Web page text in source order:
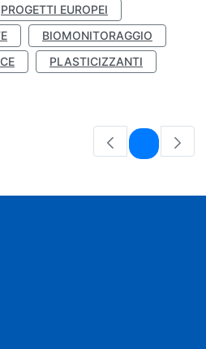
PROGETTI EUROPEI
BIOMONITORAGGIO
PLASTICIZZANTI
Pagina